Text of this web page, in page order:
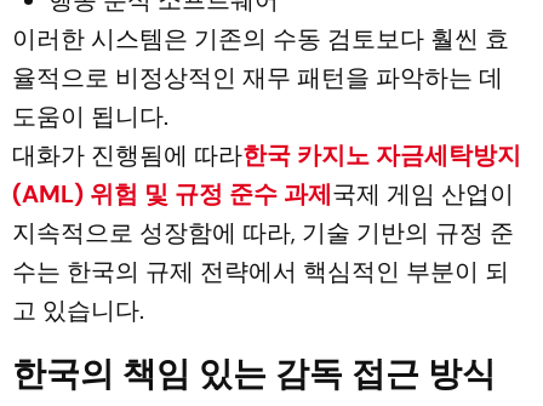
이러한 시스템은 기존의 수동 검토보다 훨씬 효
율적으로 비정상적인 재무 패턴을 파악하는 데
도움이 됩니다.
대화가 진행됨에 따라한국 카지노 자금세탁방지
(AML) 위험 및 규정 준수 과제국제 게임 산업이
지속적으로 성장함에 따라, 기술 기반의 규정 준
수는 한국의 규제 전략에서 핵심적인 부분이 되
고 있습니다.
한국의 책임 있는 감독 접근 방식